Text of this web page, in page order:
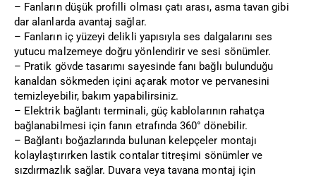
– Fanların düşük profilli olması çatı arası, asma tavan gibi
dar alanlarda avantaj sağlar.
– Fanların iç yüzeyi delikli yapısıyla ses dalgalarını ses
yutucu malzemeye doğru yönlendirir ve sesi sönümler.
– Pratik gövde tasarımı sayesinde fanı bağlı bulunduğu
kanaldan sökmeden içini açarak motor ve pervanesini
temizleyebilir, bakım yapabilirsiniz.
– Elektrik bağlantı terminali, güç kablolarının rahatça
bağlanabilmesi için fanın etrafında 360° dönebilir.
– Bağlantı boğazlarında bulunan kelepçeler montajı
kolaylaştırırken lastik contalar titreşimi sönümler ve
sızdırmazlık sağlar. Duvara veya tavana montaj için